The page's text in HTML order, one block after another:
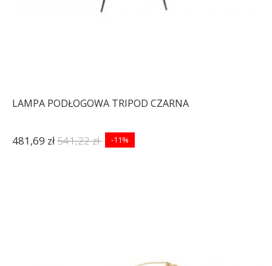
LAMPA PODŁOGOWA TRIPOD CZARNA
481,69 zł541,22 zł -11%